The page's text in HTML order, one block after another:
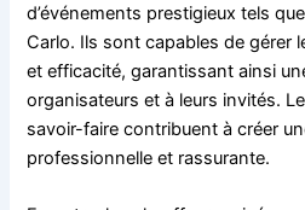
d’événements prestigieux tels
Carlo. Ils sont capables de gérer
et efficacité, garantissant ainsi
organisateurs et à leurs invités.
savoir-faire contribuent à créer
professionnelle et rassurante.